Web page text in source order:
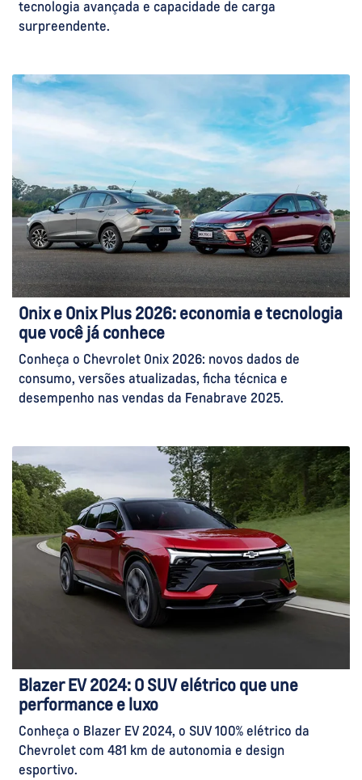
tecnologia avançada e capacidade de carga
surpreendente.
Onix e Onix Plus 2026: economia e tecnologia
que você já conhece
Conheça o Chevrolet Onix 2026: novos dados de
consumo, versões atualizadas, ficha técnica e
desempenho nas vendas da Fenabrave 2025.
Blazer EV 2024: O SUV elétrico que une
performance e luxo
Conheça o Blazer EV 2024, o SUV 100% elétrico da
Chevrolet com 481 km de autonomia e design
esportivo.